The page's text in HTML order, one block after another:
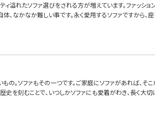
溢れたソファ選びをされる方が増えています。ファッショ
なかなか難しい事です。永く愛用するソファですから、座
。ソファもその一つです。ご家庭にソファがあれば、そ
史を刻むことで、いつしかソファにも愛着がわき、長く大